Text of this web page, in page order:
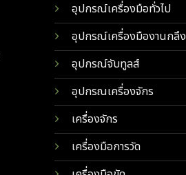
อุปกรณ์เครื่องมือทั่วไป
อุปกรณ์เครื่องมืองานกลึง
อุปกรณ์จับทูลส์
อุปกรณเครื่องจักร
เครื่องจักร
เครื่องมือการวัด